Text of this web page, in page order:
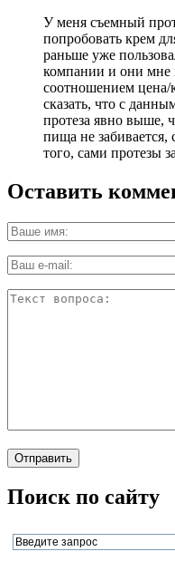
У меня съемный
попробовать крем
раньше уже
компании и они мне
соотношением цена/
сказать, что с
протеза явно выше,
пища не забивается,
того, сами протезы
Оставить
Поиск по сайту